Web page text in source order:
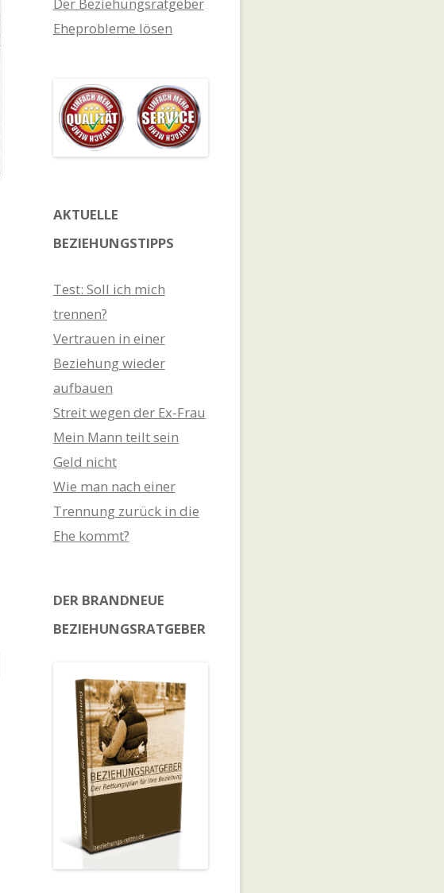
Der Beziehungsratgeber
Eheprobleme lösen
AKTUELLE
BEZIEHUNGSTIPPS
Test: Soll ich mich
trennen?
Vertrauen in einer
Beziehung wieder
aufbauen
Streit wegen der Ex-Frau
Mein Mann teilt sein
Geld nicht
Wie man nach einer
Trennung zurück in die
Ehe kommt?
DER BRANDNEUE
BEZIEHUNGSRATGEBER